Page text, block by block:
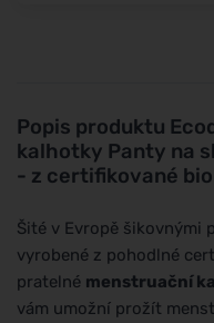
Popis produktu
kalhotky Panty na
- z certifikované
Šité v Evropě šikovnými
vyrobené z pohodlné
pratelné menstruační
vám umožní prožít